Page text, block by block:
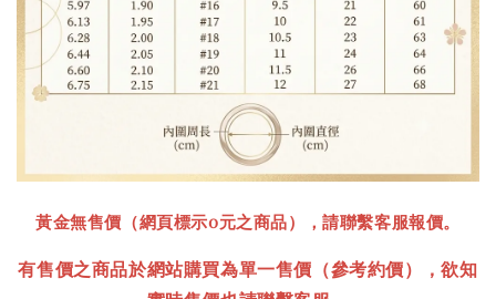
黃金無售價（網頁標示0元之商品），請聯繫客服報價。
有售價之商品於網站購買為單一售價 （參考約價）
，欲知